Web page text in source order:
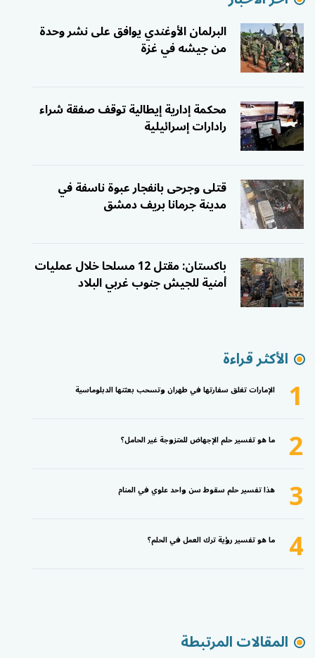
البرلمان الأوغندي يوافق على نشر وحدة
من جيشه في غزة
محكمة إدارية إيطالية توقف صفقة شراء
رادارات إسرائيلية
قتلى وجرحى بانفجار عبوة ناسفة في
مدينة جرمانا بريف دمشق
باكستان: مقتل 12 مسلحا خلال عمليات
أمنية للجيش جنوب غربي البلاد
الأكثر قراءة
1 الإمارات تغلق سفارتها في طهران وتسحب بعثتها الدبلوماسية
2 ما هو تفسير حلم الإجهاض للمتزوجة غير الحامل؟
3 هذا تفسير حلم سقوط سن واحد علوي في المنام
4 ما هو تفسير رؤية ترك العمل في الحلم؟
المقالات المرتبطة